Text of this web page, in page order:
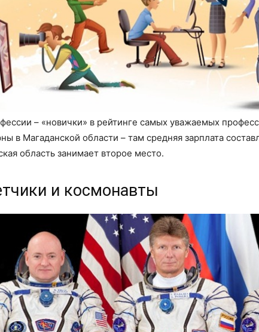
– «новички» в рейтинге самых уважаемых
в Магаданской области – там средняя зарплата
область занимает второе место.
и космонавты